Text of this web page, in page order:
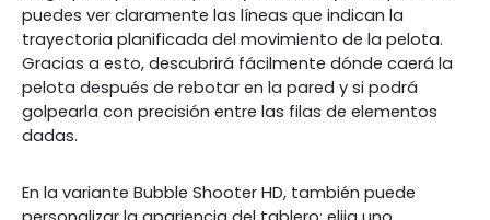
puedes ver claramente las líneas que indican la
trayectoria planificada del movimiento de la pelota.
Gracias a esto, descubrirá fácilmente dónde caerá la
pelota después de rebotar en la pared y si podrá
golpearla con precisión entre las filas de elementos
dadas.
En la variante Bubble Shooter HD, también puede